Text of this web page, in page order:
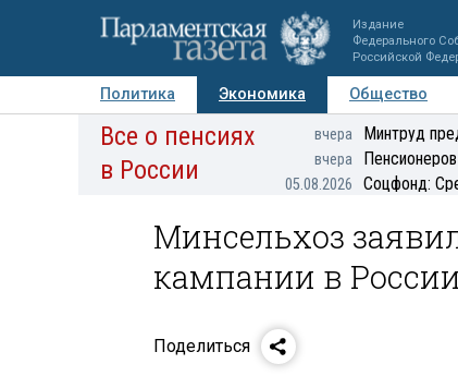
Издание
Федерального
Российской
Политика Экономика Общество
Авторы Персоны Мнения
Все о пенсиях
в России
вчера Минтруд
вчера
05.08.2026 Соцфонд:
Минсельхоз
кампании в России
Поделиться